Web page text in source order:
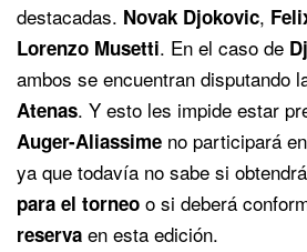
destacadas. Novak Djokovic,
Lorenzo Musetti. En el caso de
ambos se encuentran disputando
Atenas. Y esto les impide estar
Auger-Aliassime no participará
ya que todavía no sabe si
para el torneo o si deberá
reserva en esta edición.